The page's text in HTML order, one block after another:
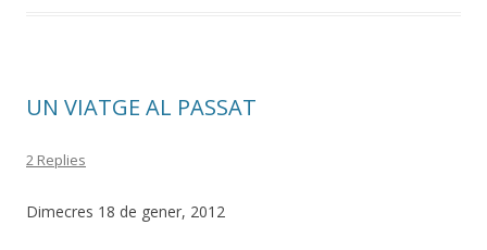
UN VIATGE AL PASSAT
2 Replies
Dimecres 18 de gener, 2012